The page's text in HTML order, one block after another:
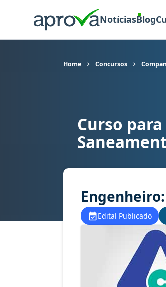
NotíciasBlog
Home Concursos
Curso para concurso
Curso
Edital Publicado